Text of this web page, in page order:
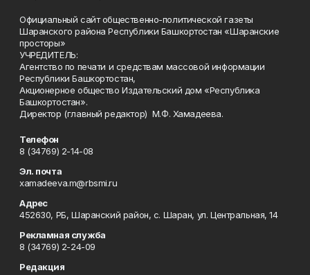
Официальный сайт общественно-политической газеты
Шаранского района Республики Башкортостан «Шаранские
просторы»
УЧРЕДИТЕЛЬ:
Агентство по печати и средствам массовой информации
Республики Башкортостан,
Акционерное общество Издательский дом «Республика
Башкортостан».
Директор (главный редактор) М.Ф. Хамадеева.
Телефон
8 (34769) 2-14-08
Эл. почта
xamadeeva.m@rbsmi.ru
Адрес
452630, РБ, Шаранский район, с. Шаран, ул. Центральная, 14
Рекламная служба
8 (34769) 2-24-09
Редакция